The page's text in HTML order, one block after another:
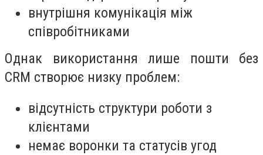
внутрішня комунікація між
співробітниками
Однак використання лише пошти без
CRM створює низку проблем:
відсутність структури роботи з
клієнтами
немає воронки та статусів угод